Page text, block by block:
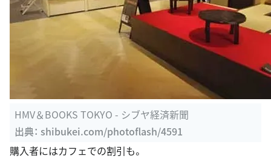
HMV＆BOOKS TOKYO - シブヤ経済新聞
出典： shibukei.com/photoflash/4591
購入者にはカフェでの割引も。